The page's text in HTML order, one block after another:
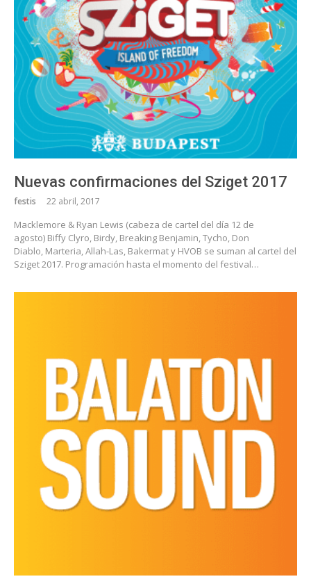
Nuevas confirmaciones del Sziget 2017
festis 22 abril, 2017
Macklemore & Ryan Lewis (cabeza de cartel del día 12 de
agosto) Biffy Clyro, Birdy, Breaking Benjamin, Tycho, Don
Diablo, Marteria, Allah-Las, Bakermat y HVOB se suman al cartel del
Sziget 2017. Programación hasta el momento del festival…